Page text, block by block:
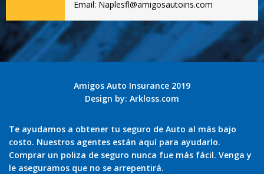
Email: Naplesfl@amigosautoins.com
Amigos Auto Insurance 2019
Design by: Arkloss.com
Te ayudamos a obtener tu seguro de Auto al más bajo
costo. Nuestros agentes están aquí para ayudarlo.
Comprar un poliza de seguro nunca fue más fácil. Venga y
le aseguramos que no se arrepentirá.